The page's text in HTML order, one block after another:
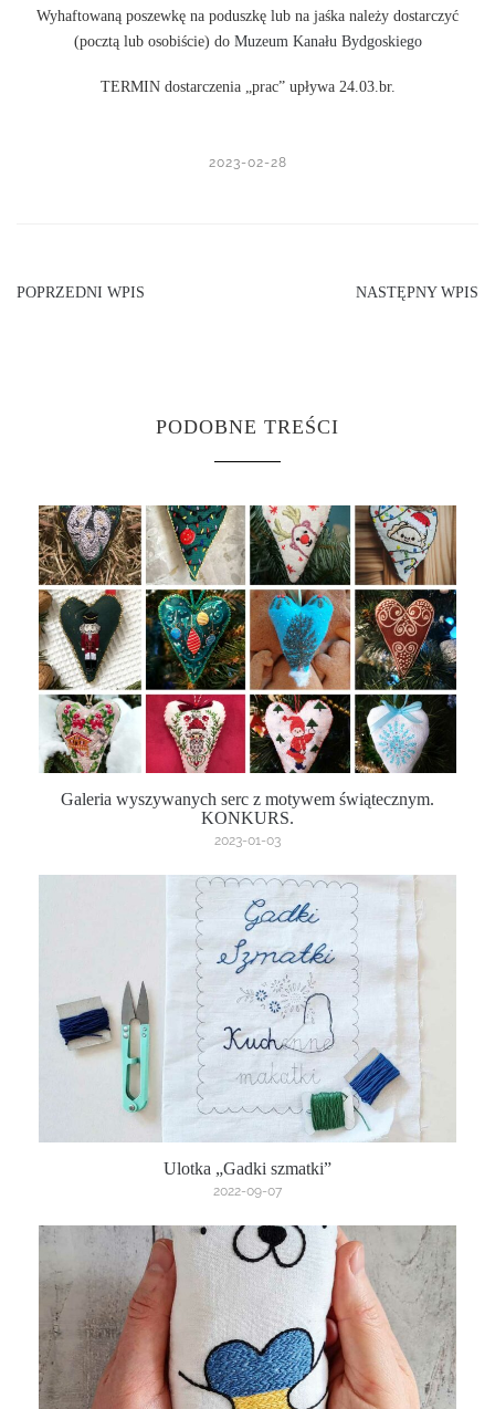
Wyhaftowaną poszewkę na poduszkę lub na jaśka należy dostarczyć
(pocztą lub osobiście) do Muzeum Kanału Bydgoskiego
TERMIN dostarczenia „prac” upływa 24.03.br.
2023-02-28
POPRZEDNI WPIS NASTĘPNY WPIS
PODOBNE TREŚCI
Galeria wyszywanych serc z motywem świątecznym.
KONKURS.
2023-01-03
Ulotka „Gadki szmatki”
2022-09-07